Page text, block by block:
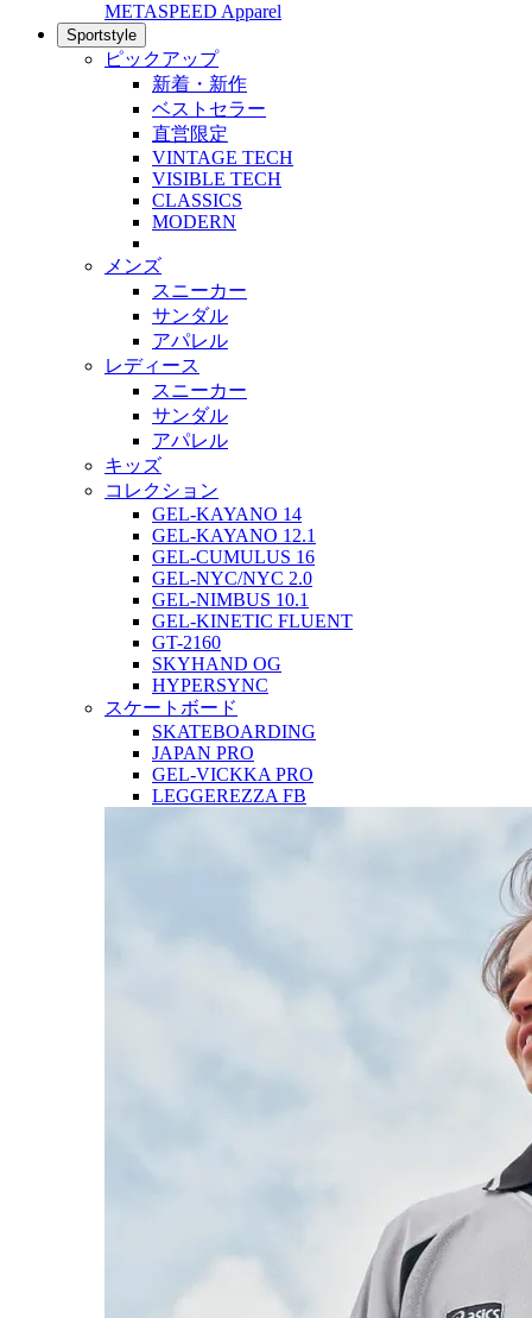
METASPEED Apparel
Sportstyle
ピックアップ
新着・新作
ベストセラー
直営限定
VINTAGE TECH
VISIBLE TECH
CLASSICS
MODERN
メンズ
スニーカー
サンダル
アパレル
レディース
スニーカー
サンダル
アパレル
キッズ
コレクション
GEL-KAYANO 14
GEL-KAYANO 12.1
GEL-CUMULUS 16
GEL-NYC/NYC 2.0
GEL-NIMBUS 10.1
GEL-KINETIC FLUENT
GT-2160
SKYHAND OG
HYPERSYNC
スケートボード
SKATEBOARDING
JAPAN PRO
GEL-VICKKA PRO
LEGGEREZZA FB